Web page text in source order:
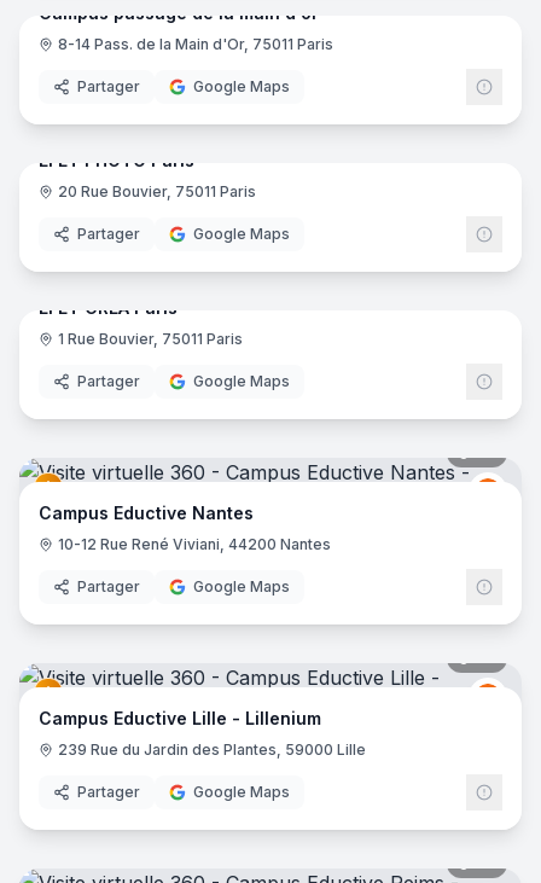
Campus passage de la main d'or
8-14 Pass. de la Main d'Or, 75011 Paris
Partager Google Maps
25
EFET PHOTO Paris
20 Rue Bouvier, 75011 Paris
Partager Google Maps
36
EFET CREA Paris
1 Rue Bouvier, 75011 Paris
Partager Google Maps
Campus Eductive Nantes
10-12 Rue René Viviani, 44200 Nantes
Partager Google Maps
Campus Eductive Lille - Lillenium
239 Rue du Jardin des Plantes, 59000 Lille
Partager Google Maps